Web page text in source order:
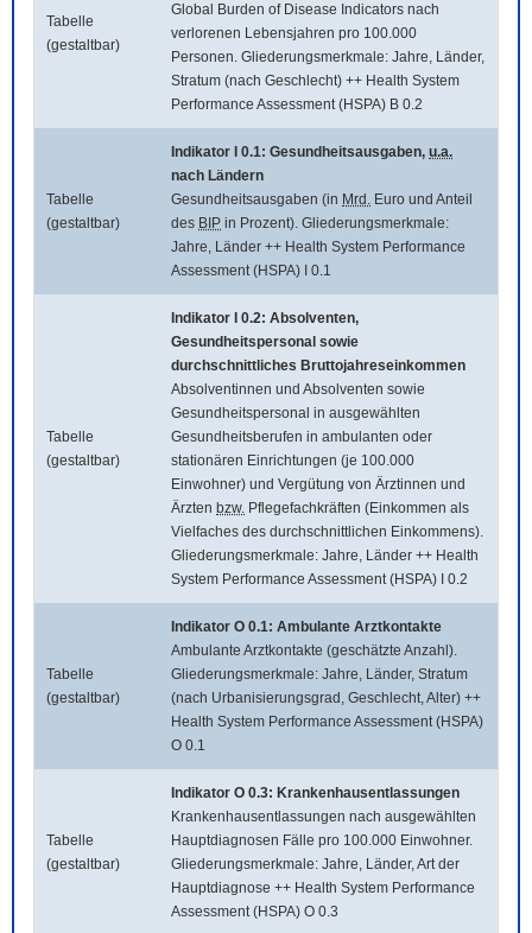
Tabelle
(gestaltbar)
Global Burden of Disease Indicators nach
verlorenen Lebensjahren pro 100.000
Personen. Gliederungsmerkmale: Jahre, Länder,
Stratum (nach Geschlecht) ++ Health System
Performance Assessment (HSPA) B 0.2
Tabelle
(gestaltbar)
Indikator I 0.1: Gesundheitsausgaben, u.a.
nach Ländern
Gesundheitsausgaben (in Mrd. Euro und Anteil
des BIP in Prozent). Gliederungsmerkmale:
Jahre, Länder ++ Health System Performance
Assessment (HSPA) I 0.1
Tabelle
(gestaltbar)
Indikator I 0.2: Absolventen,
Gesundheitspersonal sowie
durchschnittliches Bruttojahreseinkommen
Absolventinnen und Absolventen sowie
Gesundheitspersonal in ausgewählten
Gesundheitsberufen in ambulanten oder
stationären Einrichtungen (je 100.000
Einwohner) und Vergütung von Ärztinnen und
Ärzten bzw. Pflegefachkräften (Einkommen als
Vielfaches des durchschnittlichen Einkommens).
Gliederungsmerkmale: Jahre, Länder ++ Health
System Performance Assessment (HSPA) I 0.2
Tabelle
(gestaltbar)
Indikator O 0.1: Ambulante Arztkontakte
Ambulante Arztkontakte (geschätzte Anzahl).
Gliederungsmerkmale: Jahre, Länder, Stratum
(nach Urbanisierungsgrad, Geschlecht, Alter) ++
Health System Performance Assessment (HSPA)
O 0.1
Tabelle
(gestaltbar)
Indikator O 0.3: Krankenhausentlassungen
Krankenhausentlassungen nach ausgewählten
Hauptdiagnosen Fälle pro 100.000 Einwohner.
Gliederungsmerkmale: Jahre, Länder, Art der
Hauptdiagnose ++ Health System Performance
Assessment (HSPA) O 0.3